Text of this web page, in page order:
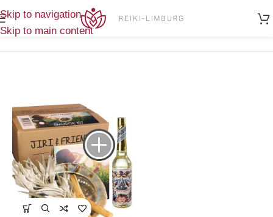
Skip to navigation
Skip to main content
Wierook-Smudge-Zuivering
Smudge-kit de luxe